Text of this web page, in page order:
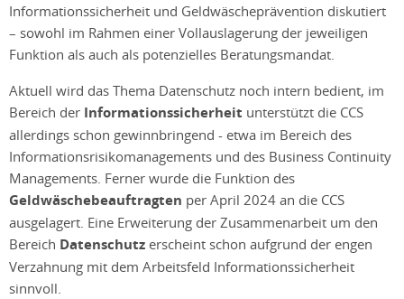
Informationssicherheit und Geldwäscheprävention diskutiert
– sowohl im Rahmen einer Vollauslagerung der jeweiligen
Funktion als auch als potenzielles Beratungsmandat.
Aktuell wird das Thema Datenschutz noch intern bedient, im
Bereich der Informationssicherheit unterstützt die CCS
allerdings schon gewinnbringend - etwa im Bereich des
Informationsrisikomanagements und des Business Continuity
Managements. Ferner wurde die Funktion des
Geldwäschebeauftragten per April 2024 an die CCS
ausgelagert. Eine Erweiterung der Zusammenarbeit um den
Bereich Datenschutz erscheint schon aufgrund der engen
Verzahnung mit dem Arbeitsfeld Informationssicherheit
sinnvoll.